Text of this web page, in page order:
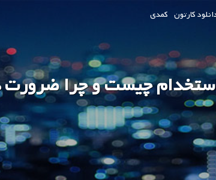
کارتون کمدی
استخدام چیست و چرا ضرورت